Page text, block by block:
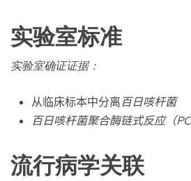
实验室标准
实验室确证证据：
从临床标本中分离 百日咳杆菌
百日咳杆菌聚合酶链式反应（
流行病学关联